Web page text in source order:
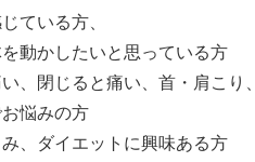
ている方、
動かしたいと思っている方
、閉じると痛い、首・肩こり、
悩みの方
、ダイエットに興味ある方